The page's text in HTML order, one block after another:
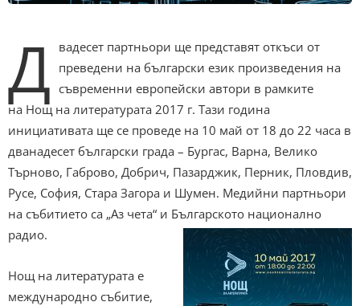
Д вадесет партньори ще представят откъси от
преведени на български език произведения на
съвременни европейски автори в рамките
на Нощ на литературата 2017 г. Тази година
инициативата ще се проведе на 10 май от 18 до 22 часа в
дванадесет български града – Бургас, Варна, Велико
Търново, Габрово, Добрич, Пазарджик, Перник, Пловдив,
Русе, София, Стара Загора и Шумен. Медийни партньори
на събитието са „Аз чета“ и Българското национално
радио.
Нощ на литературата е
международно събитие,